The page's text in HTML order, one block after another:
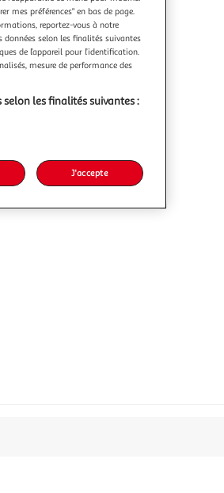
mes préférences" en bas de page.
reportez-vous à notre
selon les finalités suivantes
de l’appareil pour l’identification.
mesure de performance des
les finalités suivantes :
J'accepte